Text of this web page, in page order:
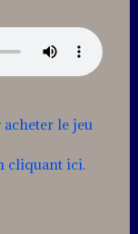
acheter le jeu
cliquant ici.